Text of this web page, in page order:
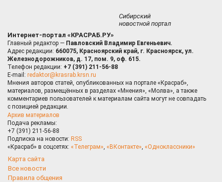
Сибирский
новостной портал
Интернет-портал «КРАСРАБ.РУ»
Главный редактор — Павловский Владимир Евгеньевич.
Адрес редакции: 660075, Красноярский край, г. Красноярск, ул.
Железнодорожников, д. 17, пом. 9, оф. 615.
Телефон редакции: +7 (391) 211-56-88
E-mail: redaktor@krasrab.krsn.ru
Мнения авторов статей, опубликованных на портале «Красраб»,
материалов, размещённых в разделах «Мнения», «Молва», а также
комментариев пользователей к материалам сайта могут не совпадать
с позицией редакции.
Архив материалов
Подача рекламы:
+7 (391) 211-56-88
Подписка на новости: RSS
«Красраб» в соцсетях: «Телеграм», «ВКонтакте», «Одноклассники»
Карта сайта
Все новости
Правила общения